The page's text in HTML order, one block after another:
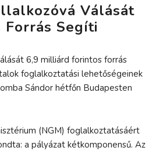
Válását
Segíti
6,9 milliárd forintos forrás
foglalkoztatási lehetőségeinek
Sándor hétfőn Budapesten
(NGM) foglalkoztatásáért
a pályázat kétkomponensű. Az